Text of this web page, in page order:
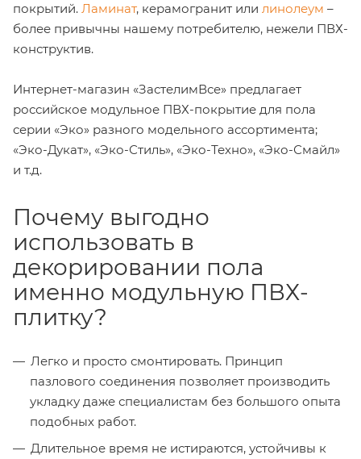
покрытий. Ламинат, керамогранит или линолеум –
более привычны нашему потребителю, нежели ПВХ-
конструктив.
Интернет-магазин «ЗастелимВсе» предлагает
российское модульное ПВХ-покрытие для пола
серии «Эко» разного модельного ассортимента;
«Эко-Дукат», «Эко-Стиль», «Эко-Техно», «Эко-Смайл»
и т.д.
Почему выгодно
использовать в
декорировании пола
именно модульную ПВХ-
плитку?
Легко и просто смонтировать. Принцип
пазлового соединения позволяет производить
укладку даже специалистам без большого опыта
подобных работ.
Длительное время не истираются, устойчивы к